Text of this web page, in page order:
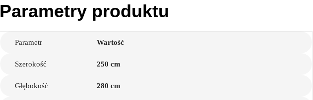
Parametry produktu
Parametr Wartość
Szerokość 250 cm
Głębokość 280 cm